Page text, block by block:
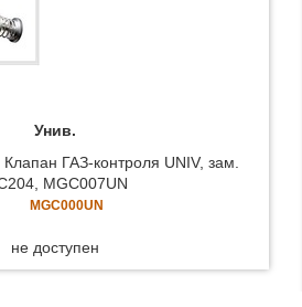
Унив.
ГАЗ-контроля UNIV, зам.
MGC007UN
MGC000UN
не доступен